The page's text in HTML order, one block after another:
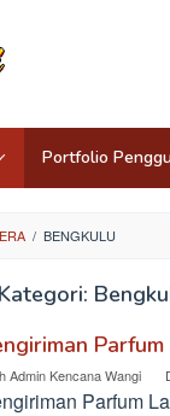
Portfolio
/ BENGKULU
Kategori:
Admin Kencana Wangi
Parfum